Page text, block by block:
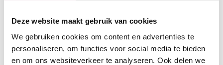
Deze website maakt gebruik van cookies
We gebruiken cookies om content en advertenties te
personaliseren, om functies voor social media te bieden
en om ons websiteverkeer te analyseren. Ook delen we
De kracht van de wandelcommunity in Almelo ligt
ook in de verbinding tussen recreatieve
wandelaars en mensen die wat meer moeite